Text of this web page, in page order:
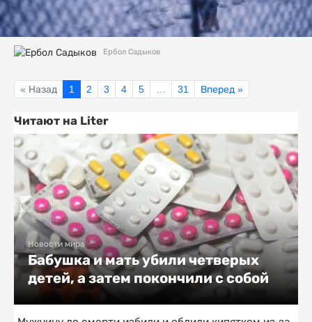
Ербол Садыков
« Назад 1 2 3 4 5 31 Вперед »
Читают на Liter
Новости мира
Бабушка и мать убили четверых
детей, а затем покончили с собой